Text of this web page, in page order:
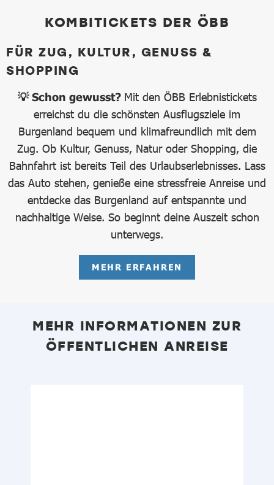
KOMBITICKETS DER ÖBB
FÜR ZUG, KULTUR, GENUSS &
SHOPPING
💡 Schon gewusst? Mit den ÖBB Erlebnistickets
erreichst du die schönsten Ausflugsziele im
Burgenland bequem und klimafreundlich mit dem
Zug. Ob Kultur, Genuss, Natur oder Shopping, die
Bahnfahrt ist bereits Teil des Urlaubserlebnisses. Lass
das Auto stehen, genieße eine stressfreie Anreise und
entdecke das Burgenland auf entspannte und
nachhaltige Weise. So beginnt deine Auszeit schon
unterwegs.
MEHR ERFAHREN
MEHR INFORMATIONEN ZUR
ÖFFENTLICHEN ANREISE